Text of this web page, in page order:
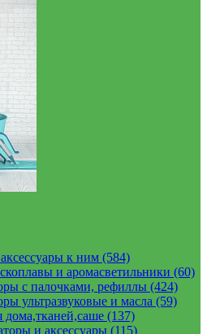
к ним (584)
и аромасветильники (60)
с палочками, рефиллы (424)
ультразвуковые и масла (59)
дома,тканей,саше (137)
и аксессуары (115)